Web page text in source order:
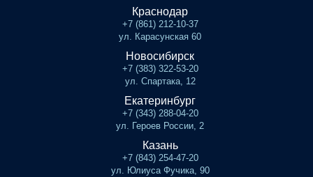
Краснодар
+7 (861) 212-10-37
ул. Карасунская 60
Новосибирск
+7 (383) 322-53-20
ул. Спартака, 12
Екатеринбург
+7 (343) 288-04-20
ул. Героев России, 2
Казань
+7 (843) 254-47-20
ул. Юлиуса Фучика, 90